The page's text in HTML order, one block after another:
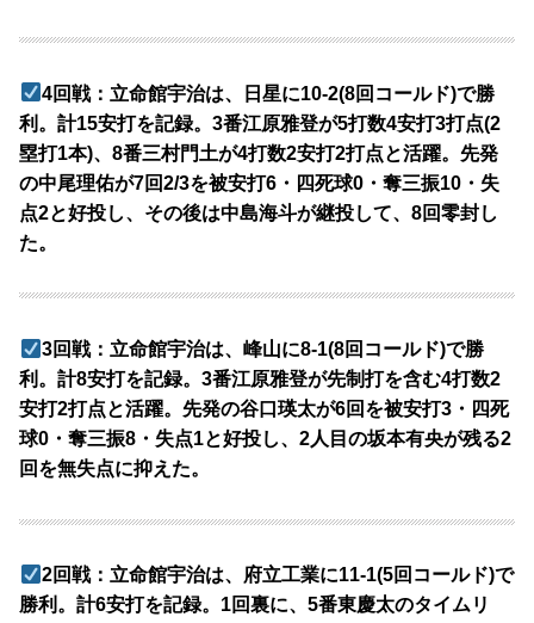
4回戦：立命館宇治は、日星に10-2(8回コールド)で勝
利。計15安打を記録。3番江原雅登が5打数4安打3打点(2
塁打1本)、8番三村門土が4打数2安打2打点と活躍。先発
の中尾理佑が7回2/3を被安打6・四死球0・奪三振10・失
点2と好投し、その後は中島海斗が継投して、8回零封し
た。
3回戦：立命館宇治は、峰山に8-1(8回コールド)で勝
利。計8安打を記録。3番江原雅登が先制打を含む4打数2
安打2打点と活躍。先発の谷口瑛太が6回を被安打3・四死
球0・奪三振8・失点1と好投し、2人目の坂本有央が残る2
回を無失点に抑えた。
2回戦：立命館宇治は、府立工業に11-1(5回コールド)で
勝利。計6安打を記録。1回裏に、5番東慶太のタイムリ